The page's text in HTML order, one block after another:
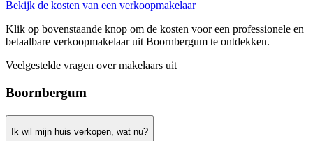
Bekijk de kosten van een verkoopmakelaar
Klik op bovenstaande knop om de kosten voor een professionele en
betaalbare verkoopmakelaar uit Boornbergum te ontdekken.
Veelgestelde vragen over makelaars uit
Boornbergum
Ik wil mijn huis verkopen, wat nu?